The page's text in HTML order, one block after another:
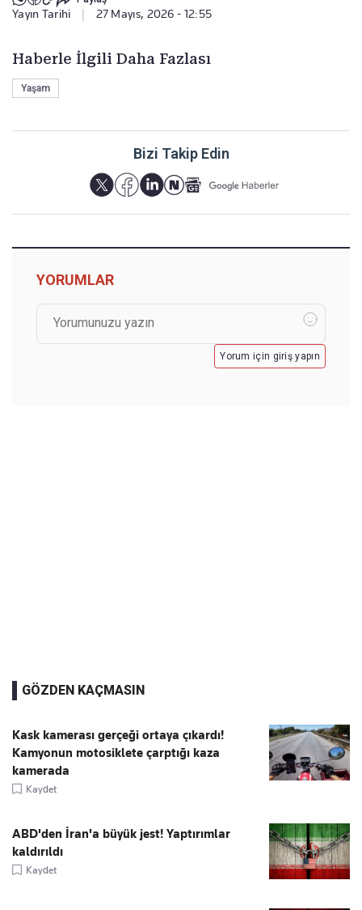
Yayın Tarihi 27 Mayıs, 2026 - 12:55
Haberle İlgili Daha Fazlası
Yaşam
Bizi Takip Edin
YORUMLAR
Yorum için giriş yapın
GÖZDEN KAÇMASIN
Kask kamerası gerçeği ortaya çıkardı!
Kamyonun motosiklete çarptığı kaza
kamerada
Kaydet
ABD'den İran'a büyük jest! Yaptırımlar
kaldırıldı
Kaydet